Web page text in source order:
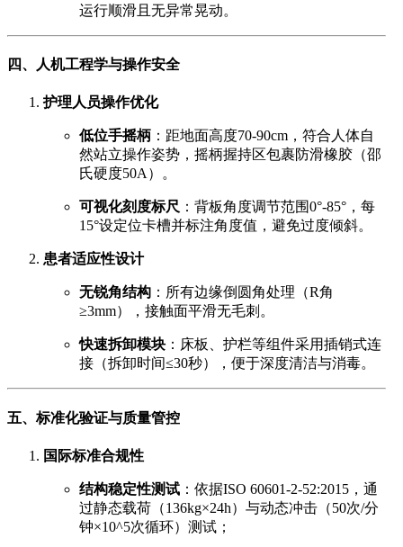
运行顺滑且无异常晃动。
四、人机工程学与操作安全
护理人员操作优化
低位手摇柄 ：距地面高度70-90cm，符合人体自
然站立操作姿势，摇柄握持区包裹防滑橡胶（邵
氏硬度50A）。
可视化刻度标尺 ：背板角度调节范围0°-85°，每
15°设定位卡槽并标注角度值，避免过度倾斜。
患者适应性设计
无锐角结构 ：所有边缘倒圆角处理（R角
≥3mm），接触面平滑无毛刺。
快速拆卸模块 ：床板、护栏等组件采用插销式连
接（拆卸时间≤30秒），便于深度清洁与消毒。
五、标准化验证与质量管控
国际标准合规性
结构稳定性测试 ：依据ISO 60601-2-52:2015，通
过静态载荷（136kg×24h）与动态冲击（50次/分
钟×10^5次循环）测试；